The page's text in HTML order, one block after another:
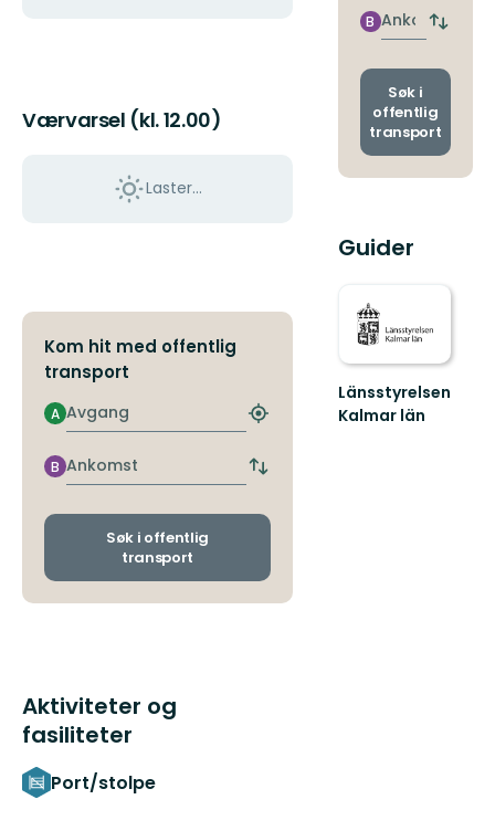
Værvarsel (kl. 12.00)
Laster…
Kom hit med offentlig
transport
Avgang
A
Finn
holdeplass
Ankomst
B
Bytt
og
Søk i offentlig
transport
Aktiviteter og
fasiliteter
Port/stolpe
Ankomst
B
Bytt
og
Søk i
offentlig
transport
Guider
Länsstyrelsen
Kalmar län